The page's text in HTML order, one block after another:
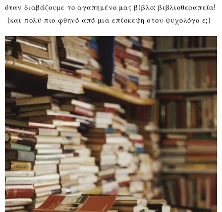
όταν διαβάζουμε το αγαπημένο μας βίβλο: βιβλιοθεραπεία!
(και πολύ πιο φθηνό από μια επίσκεψη στον ψυχολόγο ε;)